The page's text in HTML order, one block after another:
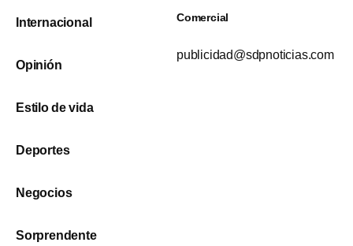
Internacional
Opinión
Estilo de vida
Deportes
Negocios
Sorprendente
Comercial
publicidad@sdpnoticias.com